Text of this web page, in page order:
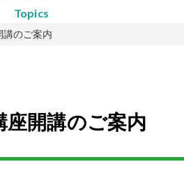
topics
のご案内
開講のご案内